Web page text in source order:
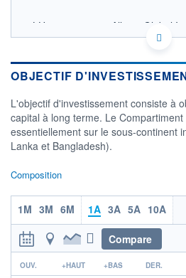
LU3330149553 - Allianz Global
OPCVM DERNIER COURS CONNU
CATÉGORIE MORNINGSTAR
Actions Inde
FONDS PARTENAIRES
TARIFS PRIVILÉGIÉS 0%
ÉLIGIBILITÉ
OBJECTIF
L'objectif d'investissement consiste à
capital à long terme. Le
essentiellement sur le sous-continent
Lanka et Bangladesh).
Composition
1M 3M 6M 1A 3A 5A 10A
Compare
r
OUV. +HAUT +BAS DER.